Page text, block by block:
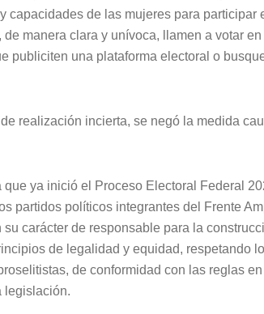
capacidades de las mujeres para participar
manera clara y unívoca, llamen a votar
publiciten una plataforma electoral o
realización incierta, se negó la medida
que ya inició el Proceso Electoral Federal
partidos políticos integrantes del Frente
carácter de responsable para la
de legalidad y equidad, respetando
de conformidad con las reglas
legislación.